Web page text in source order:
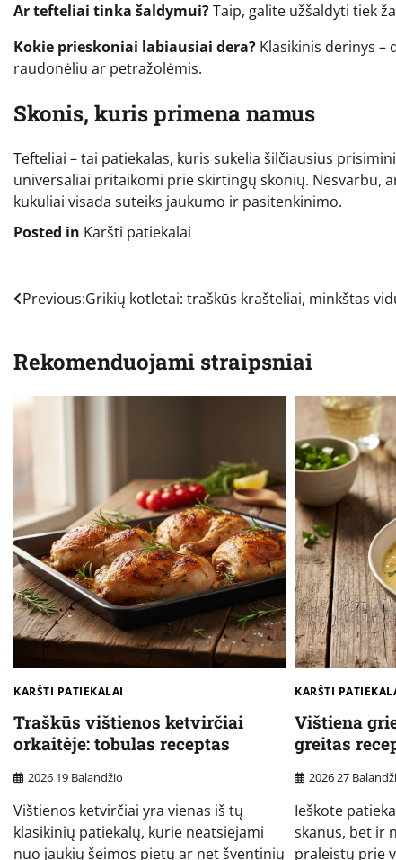
Ar tefteliai tinka šaldymui?Taip, galite užšaldyti tiek
Kokie prieskoniai labiausiai dera? Klasikinis derinys –
raudonėliu ar petražolėmis.
Skonis, kuris primena namus
Tefteliai – tai patiekalas, kuris sukelia šilčiausius
universaliai pritaikomi prie skirtingų skonių. Nesvarbu,
kukuliai visada suteiks jaukumo ir pasitenkinimo.
Posted in Karšti patiekalai
Navigacija
įrašų
Previous:Grikių kotletai: traškūs krašteliai, minkštas
Rekomenduojami straipsniai
KARŠTI PATIEKALAI
Traškūs vištienos ketvirčiai
orkaitėje: tobulas receptas
2026 19 Balandžio
Vištienos ketvirčiai yra vienas iš tų
klasikinių patiekalų, kurie neatsiejami
nuo jaukių šeimos pietų ar net šventinių
KARŠTI
Vištiena
greitas
2026 27
Ieškote
skanus, bet ir
praleistų prie